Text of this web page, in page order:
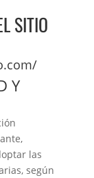
SITIO
Y
las
según